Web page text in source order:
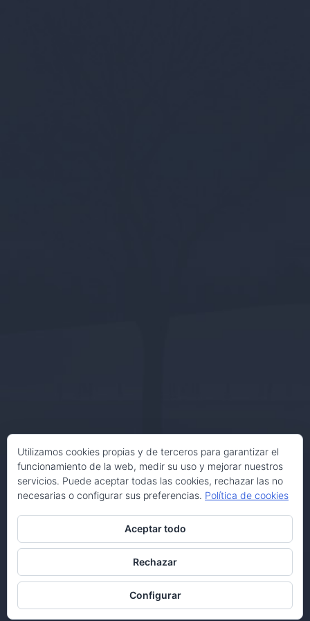
Utilizamos cookies propias y de terceros para garantizar el
funcionamiento de la web, medir su uso y mejorar nuestros
servicios. Puede aceptar todas las cookies, rechazar las no
necesarias o configurar sus preferencias. Política de cookies
Aceptar todo
Rechazar
Configurar